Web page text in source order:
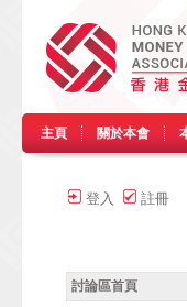
主頁 關於本會
登入 註冊
討論區首頁